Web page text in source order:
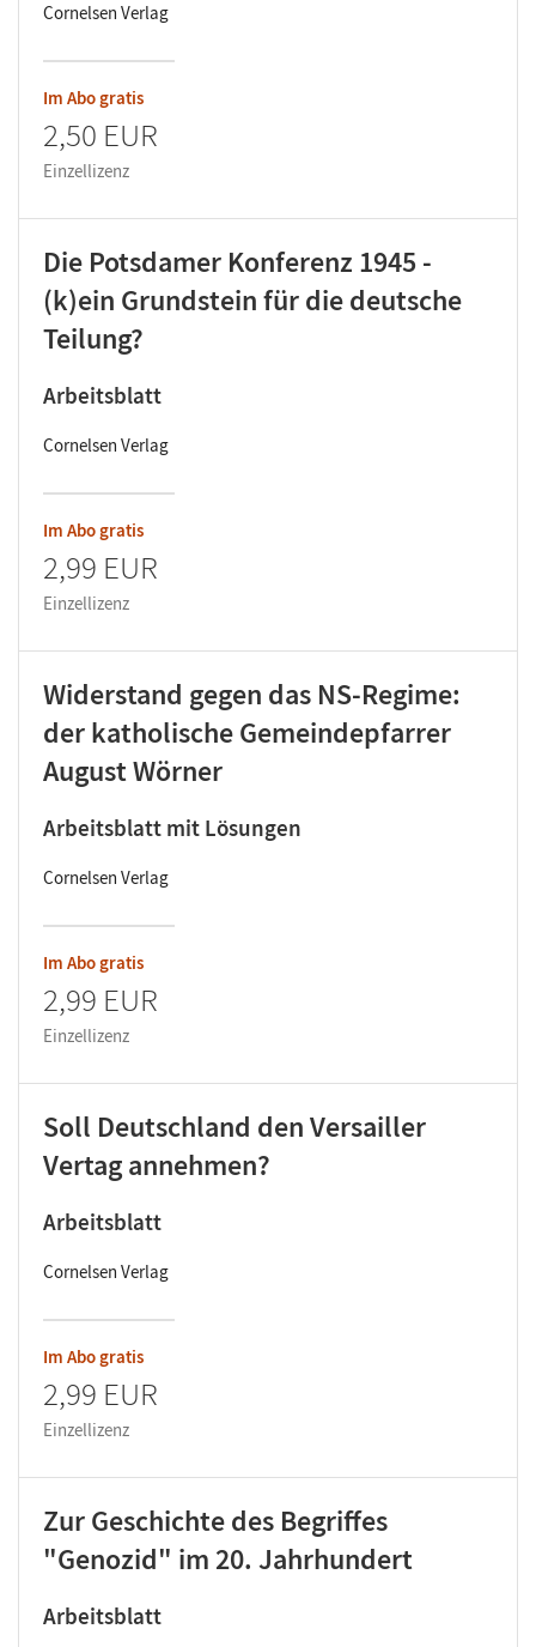
Cornelsen Verlag
Im Abo gratis
2,50 EUR
Einzellizenz
Die Potsdamer Konferenz 1945 -
(k)ein Grundstein für die deutsche
Teilung?
Arbeitsblatt
Cornelsen Verlag
Im Abo gratis
2,99 EUR
Einzellizenz
Widerstand gegen das NS-Regime:
der katholische Gemeindepfarrer
August Wörner
Arbeitsblatt mit Lösungen
Cornelsen Verlag
Im Abo gratis
2,99 EUR
Einzellizenz
Soll Deutschland den Versailler
Vertag annehmen?
Arbeitsblatt
Cornelsen Verlag
Im Abo gratis
2,99 EUR
Einzellizenz
Zur Geschichte des Begriffes
"Genozid" im 20. Jahrhundert
Arbeitsblatt